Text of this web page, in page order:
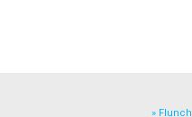
» Flunch